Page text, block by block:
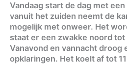
Vandaag start de dag met
vanuit het zuiden neemt de
mogelijk met onweer. Het
staat er een zwakke noord
Vanavond en vannacht droog
opklaringen. Het koelt af tot